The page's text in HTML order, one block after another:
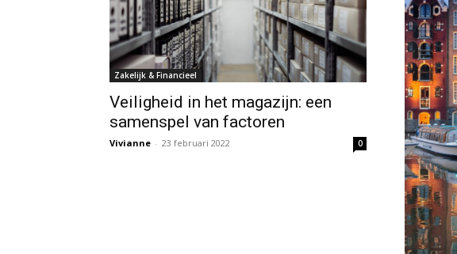
Zakelijk & Financieel
Veiligheid in het magazijn: een
samenspel van factoren
Vivianne - 23 februari 2022 0